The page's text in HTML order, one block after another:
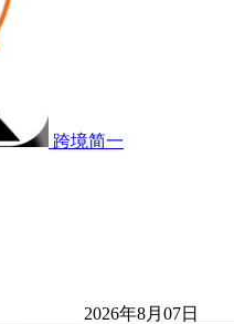
跨境简一
2026年8月07日